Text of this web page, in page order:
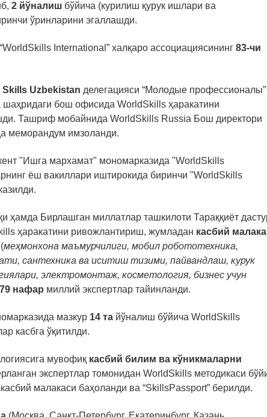
2 йўналиш бўйича (курилиш қурук ишлари ва
ўринларини эгаллашди.
International” халқаро ассоциациясининг 83-чи
Skills Uzbekistan делегацияси “Молодые профессионалы”
бош офисида WorldSkills ҳаракатини
Ташриф мобайнида WorldSkills Russia Бош директори
меморандум имзоланди.
"Ишга мархамат" мономарказида "WorldSkills
ёш вакиллари иштирокида биринчи "WorldSkills
ҳамда Бирлашган миллатлар ташкилоти Тараққиёт
ҳаракатини ривожлантириш, жумладан касбий
меҳмонхона маъмурчилиги, мобил робототехника,
сантехника ва иситиш тизими, пайвандлаш, курук
электромонтаж, косметология, бизнес учун
79 нафар миллий экспертлар тайинланди.
мазкур 14 та йўналиш бўйича WorldSkills
касбга ўқитилди.
мувофиқ касбий билим ва кўникмаларни
экспертлар томонидан WorldSkills методикаси
малакаси баҳоланди ва “SkillsPassport” берилди.